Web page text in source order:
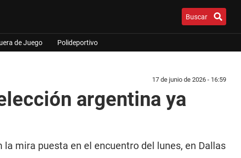
Buscar
de Juego Polideportivo
17 de junio de 2026 - 16:59
argentina ya
mira puesta en el encuentro del lunes, en Dallas